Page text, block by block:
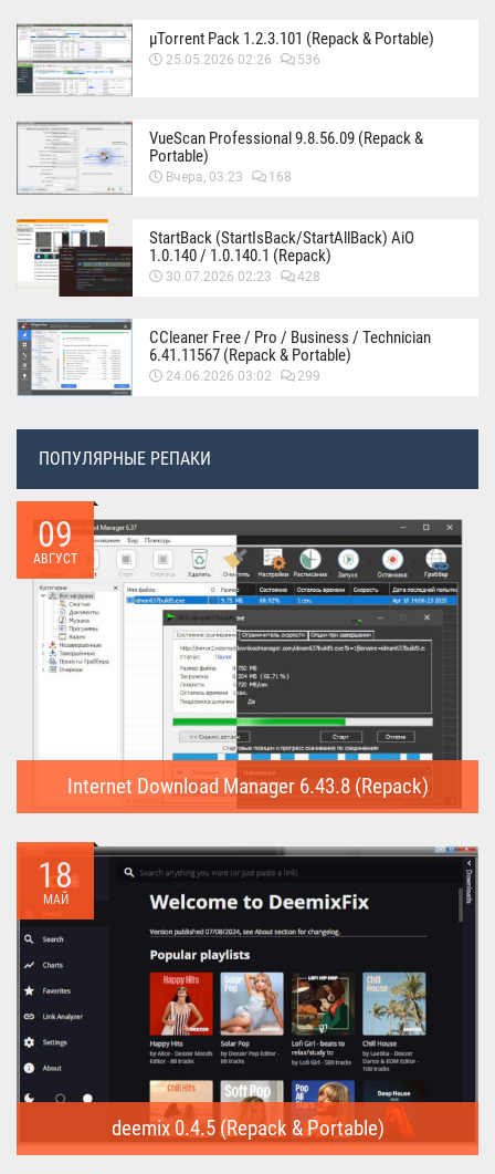
µTorrent Pack 1.2.3.101 (Repack & Portable)
25.05.2026 02:26 536
VueScan Professional 9.8.56.09 (Repack &
Portable)
Вчера, 03:23 168
StartBack (StartIsBack/StartAllBack) AiO
1.0.140 / 1.0.140.1 (Repack)
30.07.2026 02:23 428
CCleaner Free / Pro / Business / Technician
6.41.11567 (Repack & Portable)
24.06.2026 03:02 299
ПОПУЛЯРНЫЕ РЕПАКИ
09
АВГУСТ
Internet Download Manager 6.43.8 (Repack)
предназначена для...
18
МАЙ
deemix 0.4.5 (Repack & Portable)